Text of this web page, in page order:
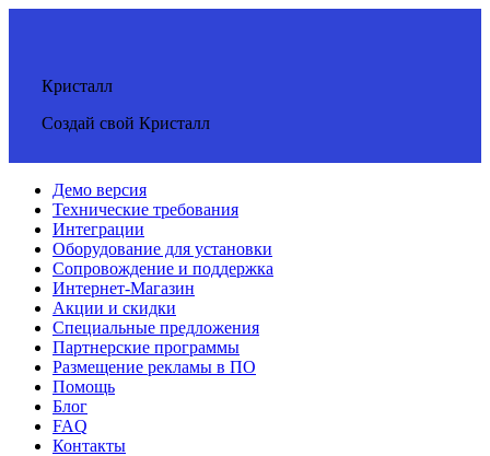
Кристалл
Создай свой Кристалл
Демо версия
Технические требования
Интеграции
Оборудование для установки
Сопровождение и поддержка
Интернет-Магазин
Акции и скидки
Специальные предложения
Партнерские программы
Размещение рекламы в ПО
Помощь
Блог
FAQ
Контакты